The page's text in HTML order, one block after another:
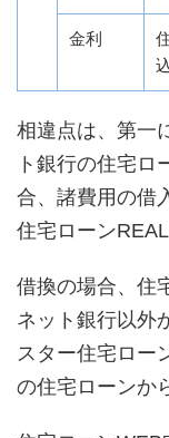
金利
相違点は、第一
ト銀行の住宅ロ
合、諸費用の借
住宅ローン
借換の場合、住
ネット銀行以外
スター住宅ロー
の住宅ローンか